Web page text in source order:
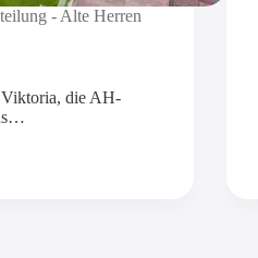
- Alte Herren
Viktoria, die AH-